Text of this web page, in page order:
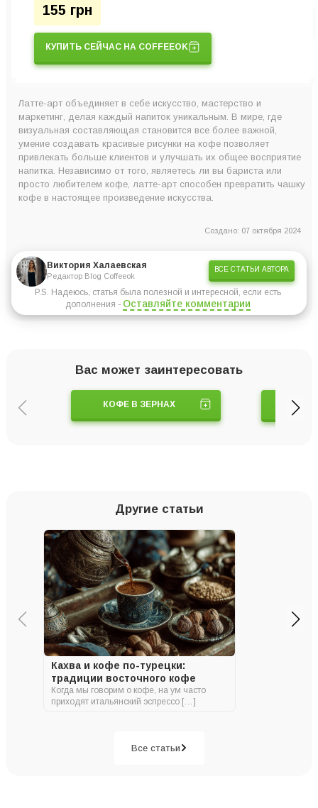
155 грн
КУПИТЬ СЕЙЧАС НА COFFEEOK
Латте-арт объединяет в себе искусство, мастерство и
маркетинг, делая каждый напиток уникальным. В мире, где
визуальная составляющая становится все более важной,
умение создавать красивые рисунки на кофе позволяет
привлекать больше клиентов и улучшать их общее восприятие
напитка. Независимо от того, являетесь ли вы бариста или
просто любителем кофе, латте-арт способен превратить чашку
кофе в настоящее произведение искусства.
Создано: 07 октября 2024
Виктория Халаевская
Редактор Blog Coffeeok
ВСЕ СТАТЬИ АВТОРА
P.S. Надеюсь, статья была полезной и интересной, если есть
дополнения - Оставляйте комментарии
Вас может заинтересовать
КОФЕ В ЗЕРНАХ
Другие статьи
Кахва и кофе по-турецки:
традиции восточного кофе
Когда мы говорим о кофе, на ум часто
приходят итальянский эспрессо […]
Все статьи